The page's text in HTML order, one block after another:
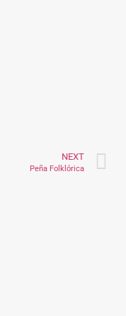
NEXT
Peña Folklórica